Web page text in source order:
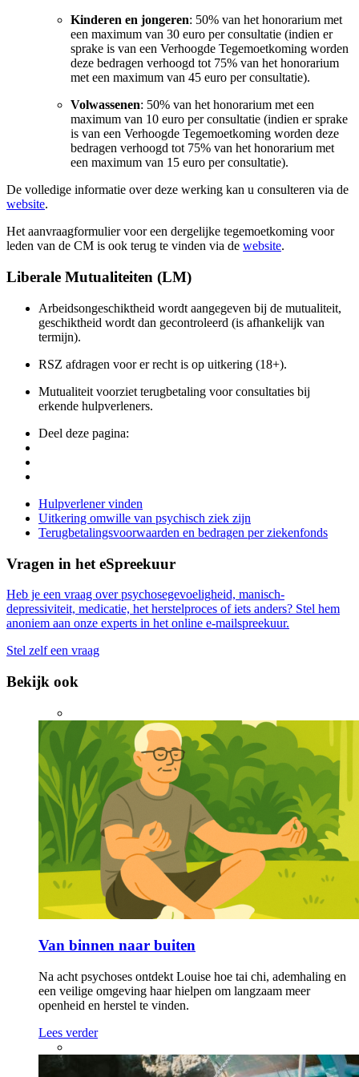
Kinderen en jongeren: 50% van het honorarium met
een maximum van 30 euro per consultatie (indien er
sprake is van een Verhoogde Tegemoetkoming worden
deze bedragen verhoogd tot 75% van het honorarium
met een maximum van 45 euro per consultatie).
Volwassenen: 50% van het honorarium met een
maximum van 10 euro per consultatie (indien er sprake
is van een Verhoogde Tegemoetkoming worden deze
bedragen verhoogd tot 75% van het honorarium met
een maximum van 15 euro per consultatie).
De volledige informatie over deze werking kan u consulteren via de
website.
Het aanvraagformulier voor een dergelijke tegemoetkoming voor
leden van de CM is ook terug te vinden via de website.
Liberale Mutualiteiten (LM)
Arbeidsongeschiktheid wordt aangegeven bij de mutualiteit,
geschiktheid wordt dan gecontroleerd (is afhankelijk van
termijn).
RSZ afdragen voor er recht is op uitkering (18+).
Mutualiteit voorziet terugbetaling voor consultaties bij
erkende hulpverleners.
Deel deze pagina:
Side
Navigation
Hulpverlener vinden
Uitkering omwille van psychisch ziek zijn
Terugbetalingsvoorwaarden en bedragen per ziekenfonds
Vragen in het eSpreekuur
Heb je een vraag over psychosegevoeligheid, manisch-
depressiviteit, medicatie, het herstelproces of iets anders? Stel hem
anoniem aan onze experts in het online e-mailspreekuur.
Stel zelf een vraag
Bekijk ook
Van binnen naar buiten
Na acht psychoses ontdekt Louise hoe tai chi, ademhaling en
een veilige omgeving haar hielpen om langzaam meer
openheid en herstel te vinden.
Lees verder